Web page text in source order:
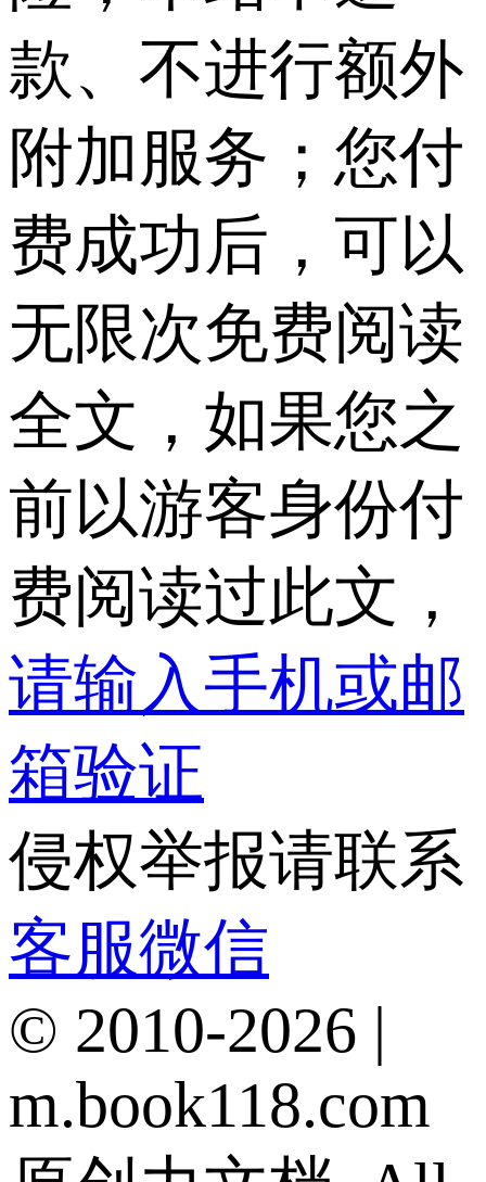
款、不进行额外
附加服务；您付
费成功后，可以
无限次免费阅读
全文，如果您之
前以游客身份付
费阅读过此文，
请输入手机或邮
箱验证
侵权举报请联系
客服微信
© 2010-2026 |
m.book118.com